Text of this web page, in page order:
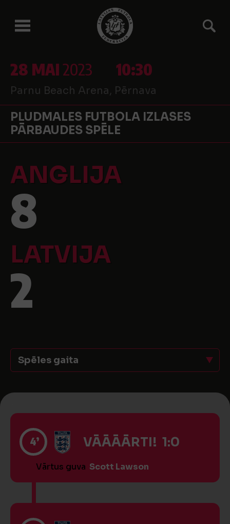
28 MAI2023 10:30
Parnu Beach Arena, Pērnava
PLUDMALES FUTBOLA IZLASES
PĀRBAUDES SPĒLE
ANGLIJA
8
LATVIJA
2
Spēles gaita
4’ VĀĀĀĀRTI! 1:0
Vārtus guva Scott Lawson